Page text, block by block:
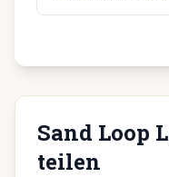
Sand Loop
teilen